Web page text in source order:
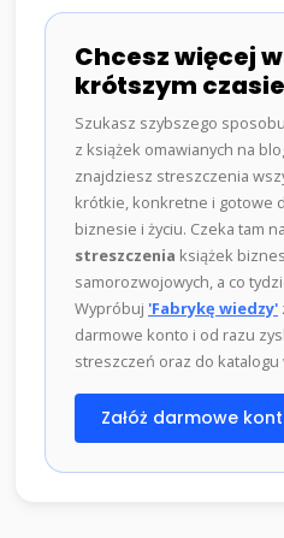
Chcesz więcej
krótszym
Szukasz szybszego
z książek omawianych na
znajdziesz streszczenia
krótkie, konkretne i gotowe
biznesie i życiu. Czeka tam
streszczenia książek
samorozwojowych, a co
Wypróbuj 'Fabrykę wiedzy'
darmowe konto i od razu
streszczeń oraz do katalogu
Załóż darmowe